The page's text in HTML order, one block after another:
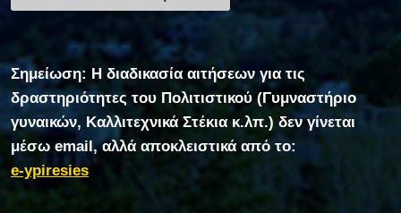
Σημείωση: Η διαδικασία αιτήσεων για τις
δραστηριότητες του Πολιτιστικού (Γυμναστήριο
γυναικών, Καλλιτεχνικά Στέκια κ.λπ.) δεν γίνεται
μέσω email, αλλά αποκλειστικά από το:
e-ypiresies